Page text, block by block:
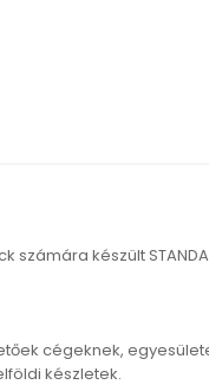
készült
cégeknek,
készletek.